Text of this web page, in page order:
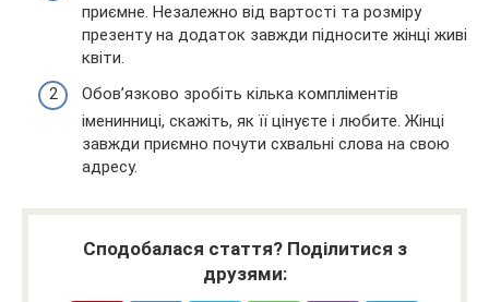
приємне. Незалежно від вартості та розміру
презенту на додаток завжди підносите жінці живі
квіти.
Обов’язково зробіть кілька компліментів
іменинниці, скажіть, як її цінуєте і любите. Жінці
завжди приємно почути схвальні слова на свою
адресу.
Сподобалася стаття? Поділитися з
друзями: